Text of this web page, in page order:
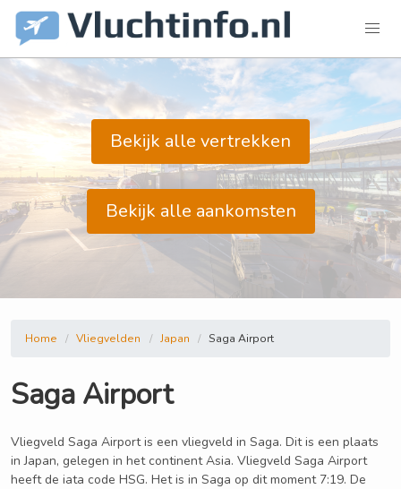
Bekijk alle vertrekken
Bekijk alle aankomsten
Home Vliegvelden Japan Saga Airport
Saga Airport
Vliegveld Saga Airport is een vliegveld in Saga. Dit is een plaats
in Japan, gelegen in het continent Asia. Vliegveld Saga Airport
heeft de iata code HSG. Het is in Saga op dit moment 7:19. De